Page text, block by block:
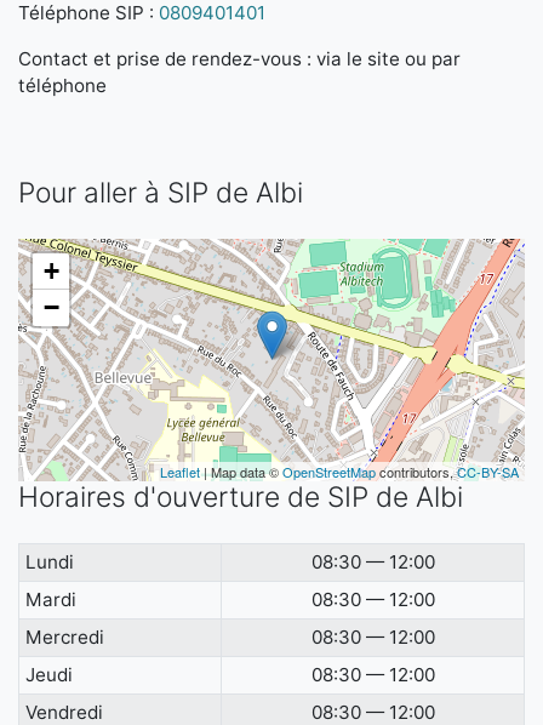
Téléphone SIP : 0809401401
Contact et prise de rendez-vous : via le site ou par
téléphone
Pour aller à SIP de Albi
+
−
Leaflet| Map data ©OpenStreetMapcontributors,CC-BY-SA
Horaires d'ouverture de SIP de Albi
Lundi
08:30 — 12:00
Mardi
08:30 — 12:00
Mercredi
08:30 — 12:00
Jeudi
08:30 — 12:00
Vendredi
08:30 — 12:00